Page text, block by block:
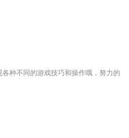
种不同的游戏技巧和操作哦，努力的